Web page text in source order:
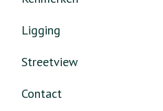
Ligging
Streetview
Contact